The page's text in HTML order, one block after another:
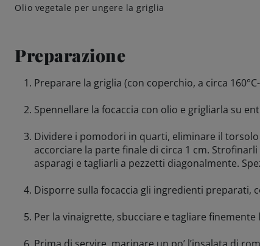
Olio vegetale per ungere la griglia
Preparazione
Preparare la griglia (con coperchio, a circa
Spennellare la focaccia con olio e grigliarla su
Dividere i pomodori in quarti, eliminare il
accorciare la parte finale di circa 1 cm.
asparagi e tagliarli a pezzetti diagonalmente.
Disporre sulla focaccia gli ingredienti preparati,
Per la vinaigrette, sbucciare e tagliare